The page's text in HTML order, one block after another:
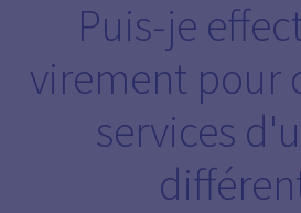
Puis-je
virement pour
services